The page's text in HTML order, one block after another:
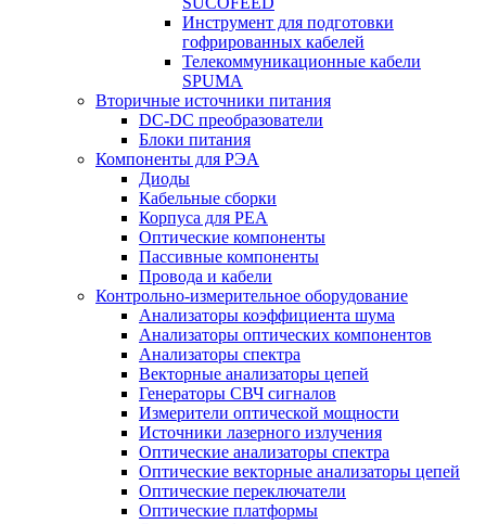
Инструмент для подготовки
гофрированных кабелей
Телекоммуникационные кабели
SPUMA
Вторичные источники питания
DC-DC преобразователи
Блоки питания
Компоненты для РЭА
Диоды
Кабельные сборки
Корпуса для РЕА
Оптические компоненты
Пассивные компоненты
Провода и кабели
Контрольно-измерительное оборудование
Анализаторы коэффициента шума
Анализаторы оптических компонентов
Анализаторы спектра
Векторные анализаторы цепей
Генераторы СВЧ сигналов
Измерители оптической мощности
Источники лазерного излучения
Оптические анализаторы спектра
Оптические векторные анализаторы цепей
Оптические переключатели
Оптические платформы